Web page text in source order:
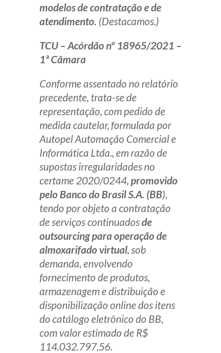
modelos de contratação e de
atendimento. (Destacamos.)
TCU – Acórdão nº 18965/2021 –
1ª Câmara
Conforme assentado no relatório
precedente, trata-se de
representação, com pedido de
medida cautelar, formulada por
Autopel Automação Comercial e
Informática Ltda., em razão de
supostas irregularidades no
certame 2020/0244, promovido
pelo Banco do Brasil S.A. (BB),
tendo por objeto a contratação
de serviços continuadosde
outsourcingpara operação de
almoxarifado virtual, sob
demanda, envolvendo
fornecimento de produtos,
armazenagem e distribuição e
disponibilização online dos itens
do catálogo eletrônico do BB,
com valor estimado de R$
114.032.797,56.